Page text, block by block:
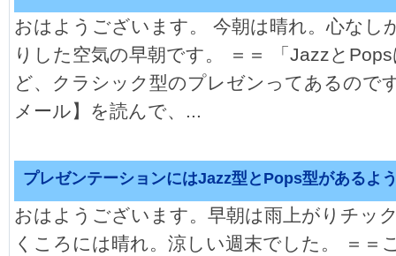
おはようございます。 今朝は晴れ。心なし
りした空気の早朝です。 ＝＝ 「Jazzと
ど、クラシック型のプレゼンってあるので
メール】を読んで、...
プレゼンテーションにはJazz型とPops型があるよ
おはようございます。早朝は雨上がりチッ
くころには晴れ。涼しい週末でした。 ＝＝